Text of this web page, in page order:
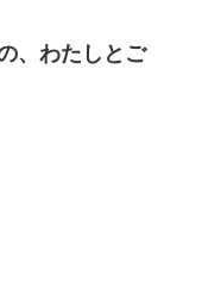
、わたしとご